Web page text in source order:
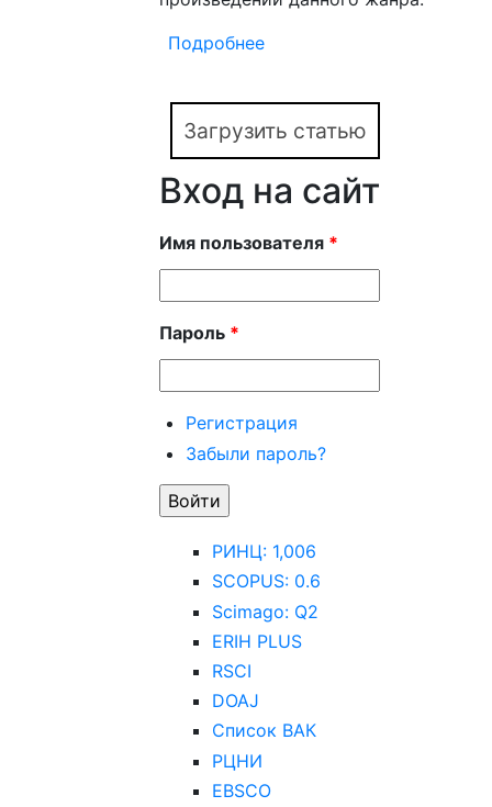
Подробнее
Загрузить статью
Вход на сайт
Имя пользователя *
Пароль *
Регистрация
Забыли пароль?
РИНЦ: 1,006
SCOPUS: 0.6
Scimago: Q2
ERIH PLUS
RSCI
DOAJ
Список ВАК
РЦНИ
EBSCO